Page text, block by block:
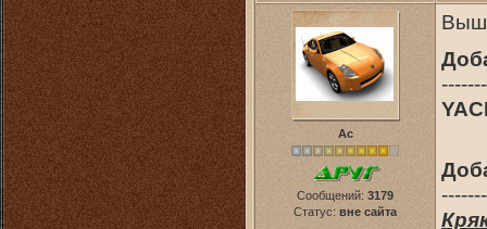
Ас
Сообщений: 3179
Статус: вне сайта